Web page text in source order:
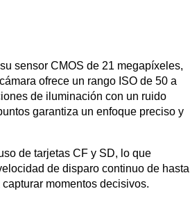
sensor CMOS de 21 megapíxeles,
ofrece un rango ISO de 50 a
de iluminación con un ruido
garantiza un enfoque preciso y
de tarjetas CF y SD, lo que
de disparo continuo de hasta
momentos decisivos.